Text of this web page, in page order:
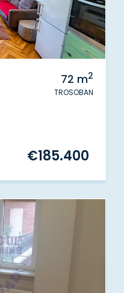
72 m2
TROSOBAN
€185.400